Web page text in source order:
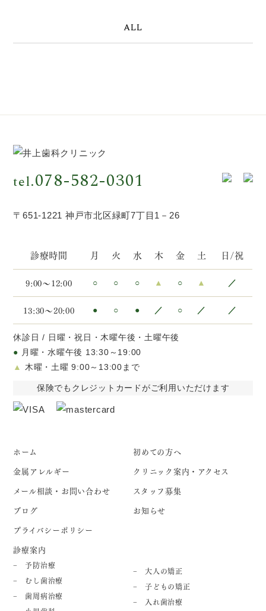
ALL
tel.078-582-0301
〒651-1221 神戸市北区緑町7丁目1－26
診療時間 月 火 水 木 金 土 日/祝
9:00～12:00 ○ ○ ○ ▲ ○ ▲ ／
13:30～20:00 ● ○ ● ／ ○ ／ ／
休診日 / 日曜・祝日・木曜午後・土曜午後
● 月曜・水曜午後 13:30～19:00
▲
木曜・土曜 9:00～13:00まで
保険でもクレジットカードがご利用いただけます
ホーム
初めての方へ
金属アレルギー
クリニック案内・アクセス
メール相談・お問い合わせ
スタッフ募集
ブログ
お知らせ
プライバシーポリシー
診療案内
予防治療
むし歯治療
歯周病治療
大人の矯正
子どもの矯正
入れ歯治療